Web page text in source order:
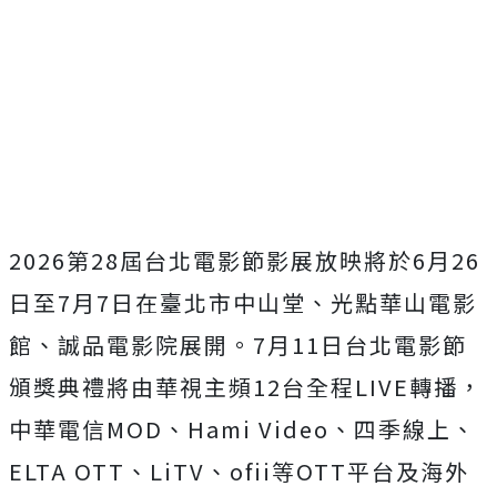
2026第28屆台北電影節影展放映將於6月26
日至7月7日在臺北市中山堂、光點華山電影
館、誠品電影院展開。 7月11日台北電影節
頒獎典禮將由華視主頻12台全程LIVE轉播，
中華電信MOD、Hami Video、四季線上、
ELTA OTT、LiTV、ofii等OTT平台及海外